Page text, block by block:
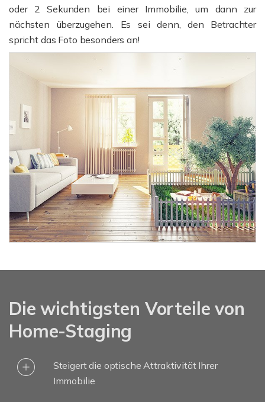
oder 2 Sekunden bei einer Immobilie, um dann zur
nächsten überzugehen. Es sei denn, den Betrachter
spricht das Foto besonders an!
Die wichtigsten Vorteile von
Home-Staging
Steigert die optische Attraktivität Ihrer
Immobilie